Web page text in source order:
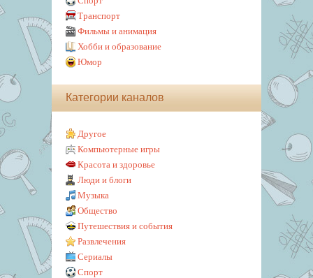
Транспорт
Фильмы и анимация
Хобби и образование
Юмор
Категории каналов
Другое
Компьютерные игры
Красота и здоровье
Люди и блоги
Музыка
Общество
Путешествия и события
Развлечения
Сериалы
Спорт